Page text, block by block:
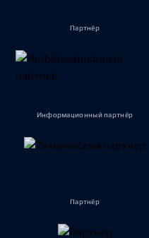
Партнёр
Информационный партнёр
Партнёр